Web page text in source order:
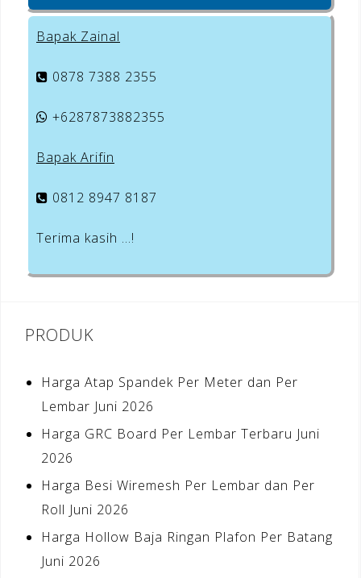
Bapak Zainal
0878 7388 2355
+6287873882355
Bapak Arifin
0812 8947 8187
Terima kasih …!
PRODUK
Harga Atap Spandek Per Meter dan Per
Lembar Juni 2026
Harga GRC Board Per Lembar Terbaru Juni
2026
Harga Besi Wiremesh Per Lembar dan Per
Roll Juni 2026
Harga Hollow Baja Ringan Plafon Per Batang
Juni 2026